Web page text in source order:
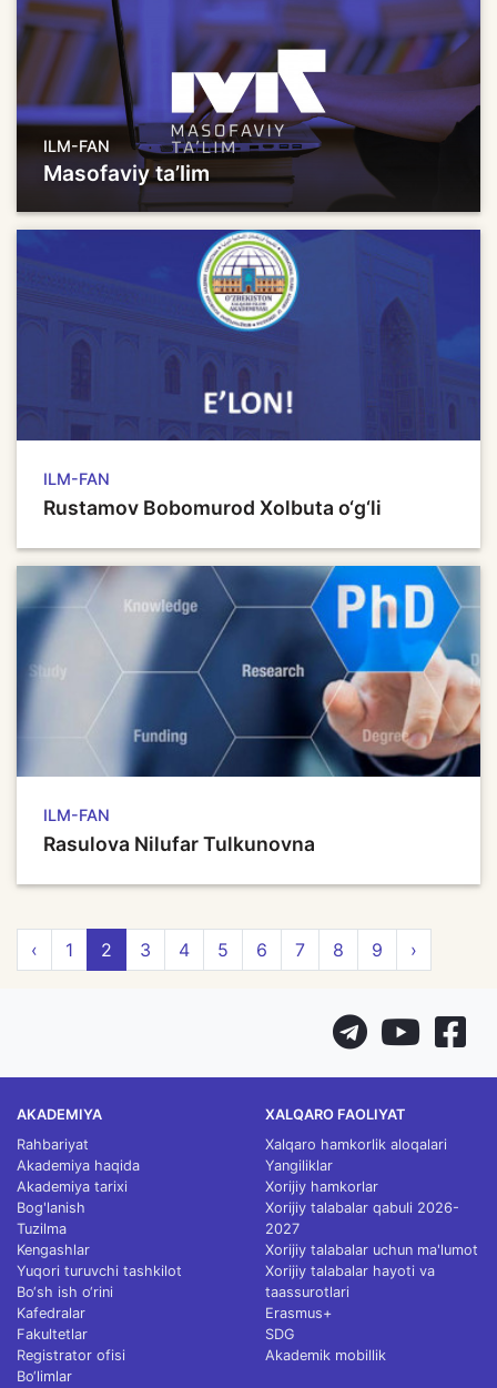
ILM-FAN
Masofaviy taʼlim
ILM-FAN
Rustamov Bobomurod Xolbuta o‘g‘li
ILM-FAN
Rasulova Nilufar Tulkunovna
‹ 1 2 3 4 5 6 7 8 9 ›
AKADEMIYA
Rahbariyat
Akademiya haqida
Akademiya tarixi
Bog'lanish
Tuzilma
Kengashlar
Yuqori turuvchi tashkilot
Bo‘sh ish o‘rini
Kafedralar
Fakultetlar
Registrator ofisi
Bo‘limlar
XALQARO FAOLIYAT
Xalqaro hamkorlik aloqalari
Yangiliklar
Xorijiy hamkorlar
Xorijiy talabalar qabuli 2026-
2027
Xorijiy talabalar uchun ma'lumot
Xorijiy talabalar hayoti va
taassurotlari
Erasmus+
SDG
Akademik mobillik